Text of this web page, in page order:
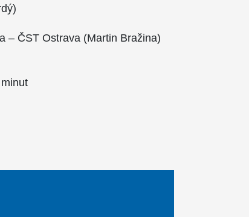
– ČST Ostrava (Martin Bražina)